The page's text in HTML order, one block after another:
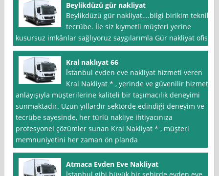
Beylikdüzü gür nakliyat
Beylikdüzü gür nakliyat….bilgi birikim teknik
tecrübe. İle siz kıymetli müşteri yerine
kusursuz imkânlar sağlıyoruz saygılarımla Gür nakliyat ofis
Kral naklıyat 66
İstanbul evden eve nakliyat hizmeti veren
Kral Nakliyat * , yerinde ve güvenilir hizmet
anlayışıyla müşterilerine kaliteli bir taşımacılık deneyimi
sunmaktadır. Uzun yıllardır sektörde edindiği deneyim ve
tecrübe sayesinde, her türlü nakliye ihtiyacınıza
profesyonel çözümler sunan Kral Nakliyat * , müşteri
memnuniyetini her zaman ön planda
Atmaca Evden Eve Nakliyat